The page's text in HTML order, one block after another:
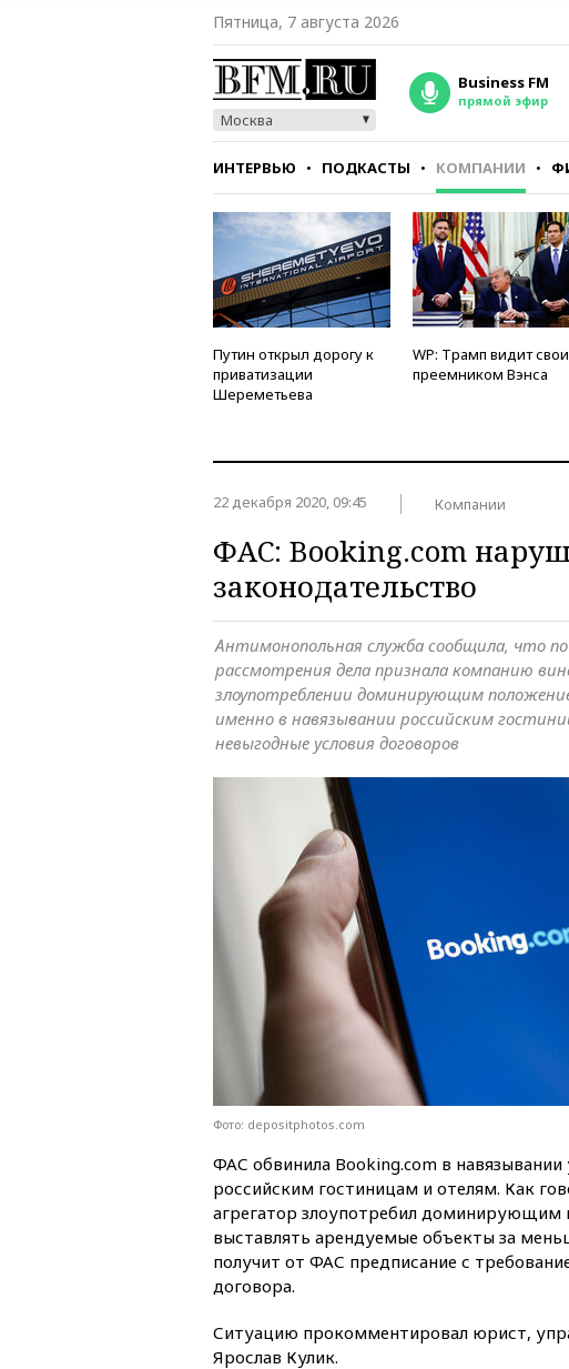
Пятница, 7 августа 2026
Москва
Business FM
прямой эфир
ИНТЕРВЬЮ ПОДКАСТЫ КОМПАНИИ
СТИЛЬ ТЕСТЫ
Путин открыл дорогу к
приватизации
Шереметьева
WP: Трамп видит
преемником Вэнса
22 декабря 2020, 09:45 Компании
ФАС: Booking.com
законодательство
Антимонопольная служба сообщила, что
рассмотрения дела признала компанию
злоупотреблении доминирующим
именно в навязывании российским
невыгодные условия договоров
Фото: depositphotos.com
ФАС обвинила Booking.com в навязывании
российским гостиницам и отелям. Как
агрегатор злоупотребил доминирующим
выставлять арендуемые объекты за
получит от ФАС предписание с
договора.
Ситуацию прокомментировал юрист,
Ярослав Кулик.